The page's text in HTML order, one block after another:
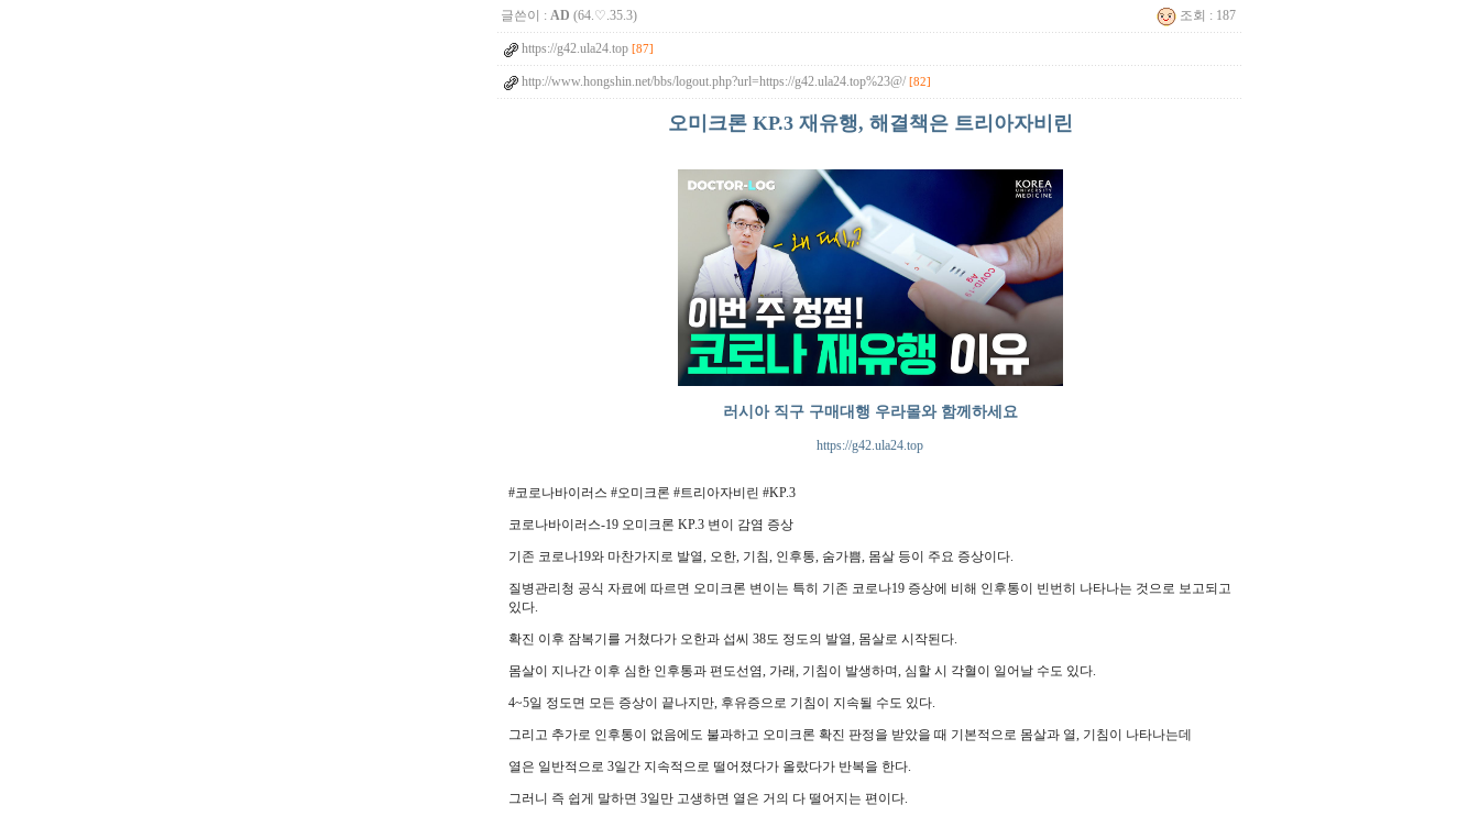
글쓴이 : AD (64.♡.35.3) 조회 : 187
https://g42.ula24.top [87]
http://www.hongshin.net/bbs/logout.php?url=https://g42.ula24.top%23@/ [82]
오미크론 KP.3 재유행, 해결책은 트리아자비린
러시아 직구 구매대행 우라몰와 함께하세요
https://g42.ula24.top
#코로나바이러스 #오미크론 #트리아자비린 #KP.3
코로나바이러스-19 오미크론 KP.3 변이 감염 증상
기존 코로나19와 마찬가지로 발열, 오한, 기침, 인후통, 숨가쁨, 몸살 등이 주요 증상이다.
질병관리청 공식 자료에 따르면 오미크론 변이는 특히 기존 코로나19 증상에 비해 인후통이 빈번히 나타나는 것으로 보고되고
있다.
확진 이후 잠복기를 거쳤다가 오한과 섭씨 38도 정도의 발열, 몸살로 시작된다.
몸살이 지나간 이후 심한 인후통과 편도선염, 가래, 기침이 발생하며, 심할 시 각혈이 일어날 수도 있다.
4~5일 정도면 모든 증상이 끝나지만, 후유증으로 기침이 지속될 수도 있다.
그리고 추가로 인후통이 없음에도 불과하고 오미크론 확진 판정을 받았을 때 기본적으로 몸살과 열, 기침이 나타나는데
열은 일반적으로 3일간 지속적으로 떨어졌다가 올랐다가 반복을 한다.
그러니 즉 쉽게 말하면 3일만 고생하면 열은 거의 다 떨어지는 편이다.